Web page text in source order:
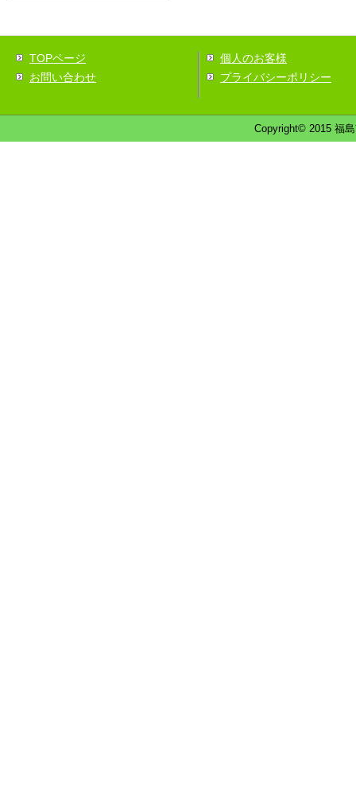
TOPページ
お問い合わせ
個人のお客様
プライバシーポリシー
Copyright© 2015 福